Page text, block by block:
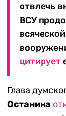
отвлечь
ВСУ
цитирует
Глава
Останина